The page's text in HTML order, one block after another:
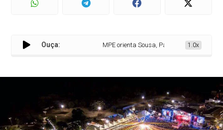
Ouça: MPE orienta Sousa, Patos e Campina
1.0x